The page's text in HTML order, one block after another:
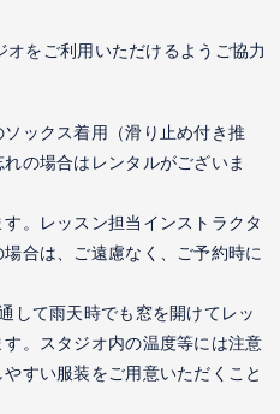
をご利用いただけるようご協力
ックス着用（滑り止め付き推
の場合はレンタルがございま
。レッスン担当インストラクタ
合は、ご遠慮なく、ご予約時に
して雨天時でも窓を開けてレッ
。スタジオ内の温度等には注意
すい服装をご用意いただくこと